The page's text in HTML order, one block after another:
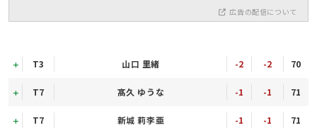
広告の配信について
T3 山口 里緒 -2 -2 70
T7 髙久 ゆうな -1 -1 71
T7 新城 莉李亜 -1 -1 71